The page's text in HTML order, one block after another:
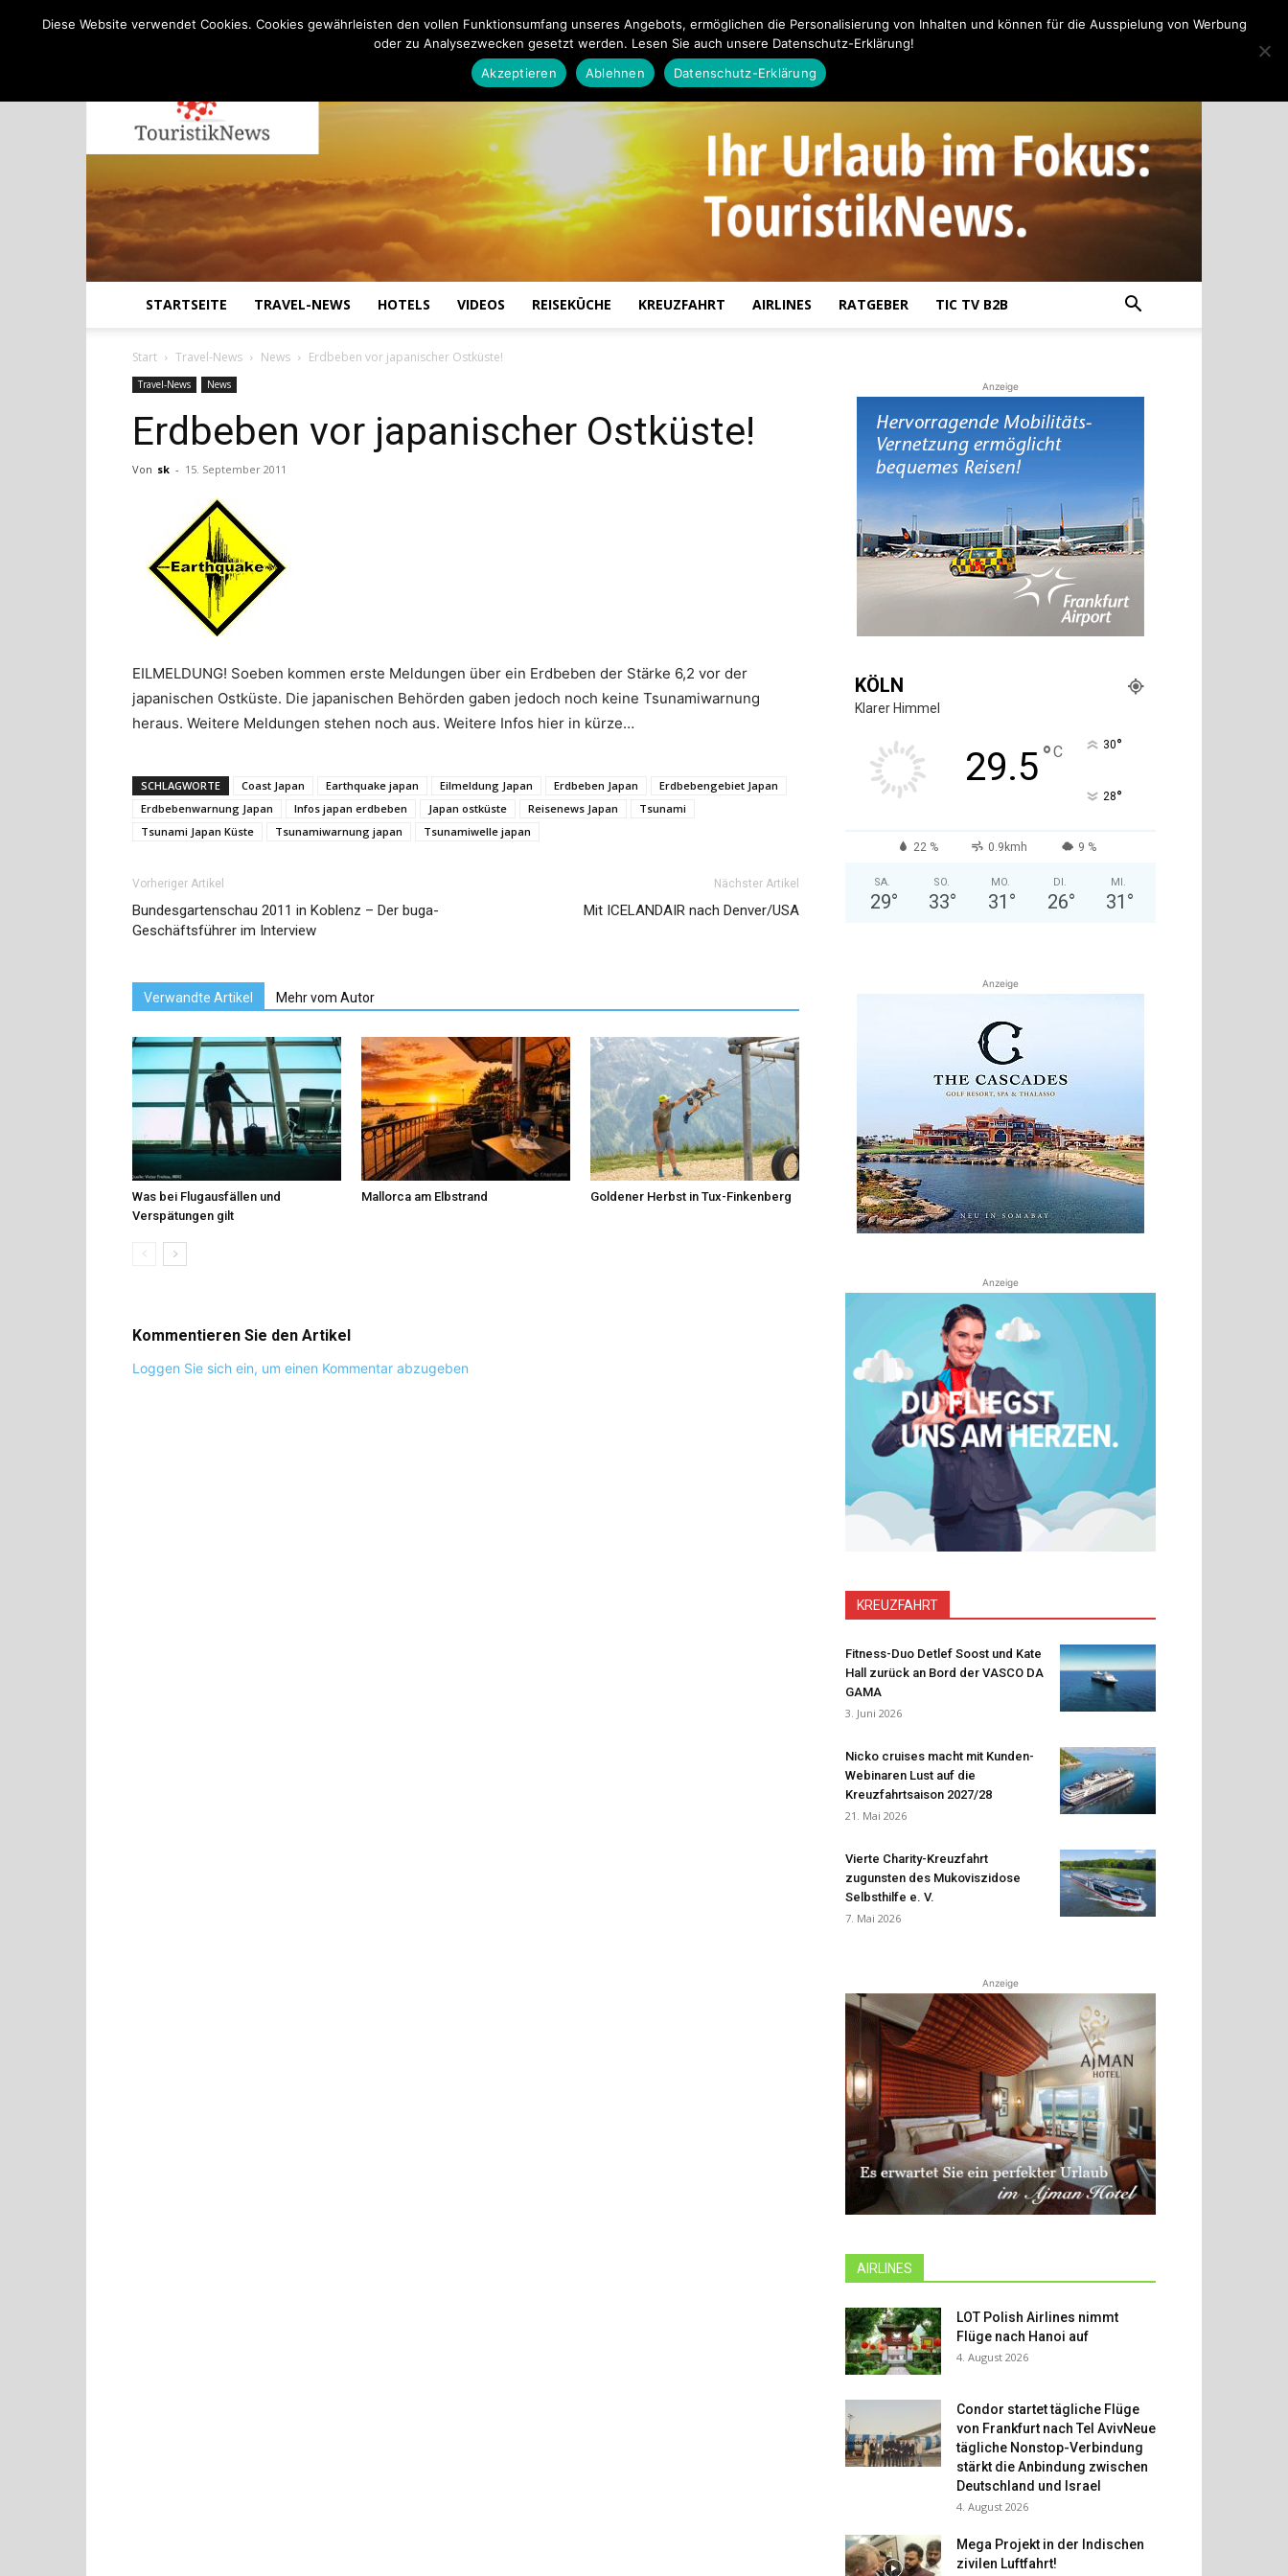
STARTSEITE TRAVEL-NEWS HOTELS VIDEOS REISEKÜCHE KREUZFAHRT AIRLINES RATGEBER TIC TV B2B
Start Travel-News News Erdbeben vor japanischer Ostküste!
Travel-News News
Erdbeben vor japanischer Ostküste!
Von sk - 15. September 2011
EILMELDUNG! Soeben kommen erste Meldungen über ein Erdbeben der Stärke 6,2 vor der
japanischen Ostküste. Die japanischen Behörden gaben jedoch noch keine Tsunamiwarnung
heraus. Weitere Meldungen stehen noch aus. Weitere Infos hier in kürze…
SCHLAGWORTE Coast Japan Earthquake japan Eilmeldung Japan Erdbeben Japan
Erdbebengebiet Japan
Erdbebenwarnung Japan
Infos japan erdbeben Japan ostküste Reisenews Japan
Tsunami
Tsunami Japan Küste
Tsunamiwarnung japan Tsunamiwelle japan
Vorheriger Artikel
Bundesgartenschau 2011 in Koblenz – Der buga-
Geschäftsführer im Interview
Nächster Artikel
Mit ICELANDAIR nach Denver/USA
Verwandte Artikel Mehr vom Autor
Was bei Flugausfällen und
Verspätungen gilt
Mallorca am Elbstrand Goldener Herbst in Tux-Finkenberg
Kommentieren Sie den Artikel
Loggen Sie sich ein, um einen Kommentar abzugeben
Anzeige
KÖLN
Klarer Himmel
29.5°C 30°
28°
22 % 0.9kmh 9 %
SA.
29°
SO.
33°
MO.
31 °
DI.
26°
MI.
31 °
Anzeige
Anzeige
KREUZFAHRT
Fitness-Duo Detlef Soost und Kate
Hall zurück an Bord der VASCO DA
GAMA
3. Juni 2026
Nicko cruises macht mit Kunden-
Webinaren Lust auf die
Kreuzfahrtsaison 2027/28
21. Mai 2026
Vierte Charity-Kreuzfahrt
zugunsten des Mukoviszidose
Selbsthilfe e. V.
7. Mai 2026
Anzeige
AIRLINES
LOT Polish Airlines nimmt
Flüge nach Hanoi auf
4. August 2026
Condor startet tägliche Flüge
von Frankfurt nach Tel AvivNeue
tägliche Nonstop-Verbindung
stärkt die Anbindung zwischen
Deutschland und Israel
4. August 2026
Mega Projekt in der Indischen
zivilen Luftfahrt!
Diese Website verwendet Cookies. Cookies gewährleisten den vollen Funktionsumfang unseres Angebots, ermöglichen die Personalisierung von Inhalten und können für die Ausspielung von Werbung
oder zu Analysezwecken gesetzt werden. Lesen Sie auch unsere Datenschutz-Erklärung!
Akzeptieren
Ablehnen Datenschutz-Erklärung